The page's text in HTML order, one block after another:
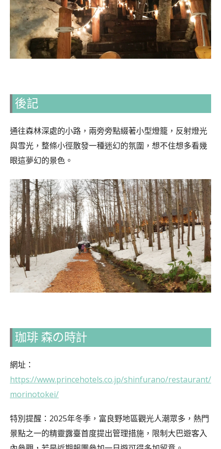
後記
通往森林深處的小路，兩旁旁點綴著小型燈籠，反射燈光
與雪光，整條小徑散發一種迷幻的氛圍，想不住想多看幾
眼這夢幻的景色。
珈琲 森の時計
網址：
https://www.princehotels.co.jp/shinfurano/restaurant/
morinotokei/
特別提醒：2025年冬季，富良野地區觀光人潮眾多，熱門
景點之一的精靈露臺首度提出管理措施，限制大巴遊客入